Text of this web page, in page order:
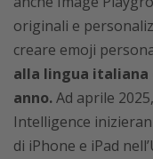
originali e
creare emoji
alla lingua italiana
anno.Ad aprile
Intelligence
di iPhone e iPad